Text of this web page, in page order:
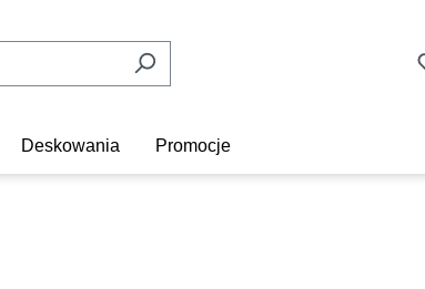
Deskowania Promocje